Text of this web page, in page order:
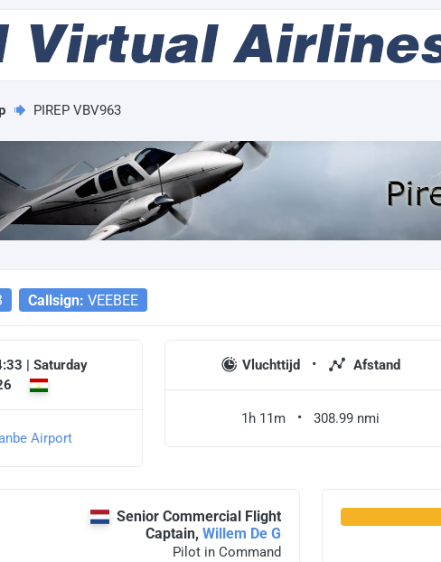
PIREP VBV963
Callsign: VEEBEE
| Saturday
Airport
Vluchttijd Afstand
1h 11m 308.99 nmi
Senior Commercial Flight
Captain, Willem De G
Pilot in Command